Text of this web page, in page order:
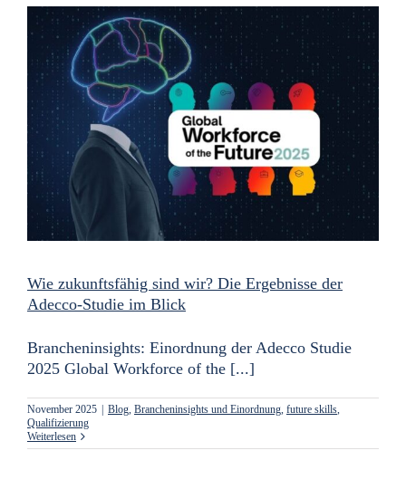
Wie zukunftsfähig sind wir? Die Ergebnisse der
Adecco-Studie im Blick
Brancheninsights: Einordnung der Adecco Studie
2025 Global Workforce of the [...]
November 2025 | Blog Brancheninsights und Einordnung future skills
Qualifizierung
Weiterlesen